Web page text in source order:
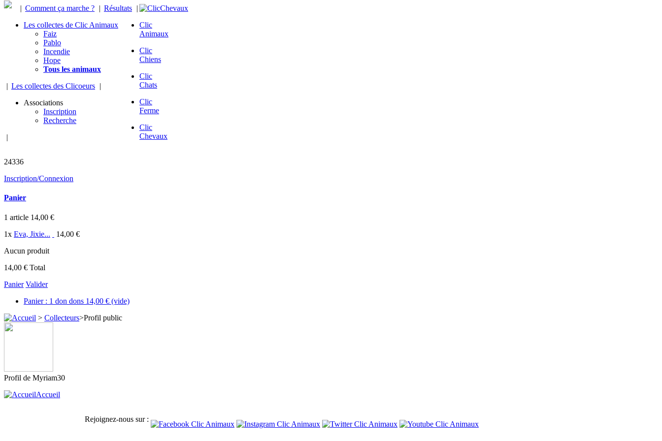
| Comment ça marche ? | Résultats |
Les collectes de Clic Animaux
Faiz
Pablo
Incendie
Hope
Tous les animaux
| Les collectes des Clicoeurs |
Associations
Inscription
Recherche
|
Clic
Animaux
Clic
Chiens
Clic
Chats
Clic
Ferme
Clic
Chevaux
24336
Inscription/Connexion
Panier
1 article 14,00 €
1x Eva, Jixie...
14,00 €
Aucun produit
14,00 € Total
Panier Valider
Panier : 1 don dons 14,00 € (vide)
> Collecteurs>Profil public
Profil de Myriam30
Accueil
Rejoignez-nous sur :